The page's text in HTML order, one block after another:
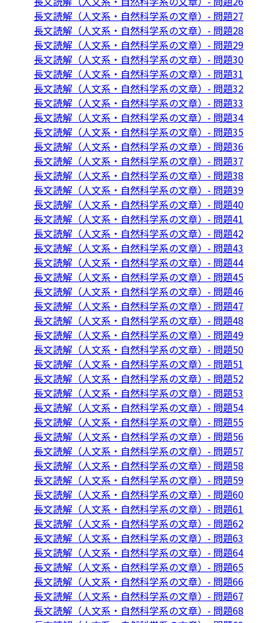
長文読解（人文系・自然科学系の文章）- 問題27
長文読解（人文系・自然科学系の文章）- 問題28
長文読解（人文系・自然科学系の文章）- 問題29
長文読解（人文系・自然科学系の文章）- 問題30
長文読解（人文系・自然科学系の文章）- 問題31
長文読解（人文系・自然科学系の文章）- 問題32
長文読解（人文系・自然科学系の文章）- 問題33
長文読解（人文系・自然科学系の文章）- 問題34
長文読解（人文系・自然科学系の文章）- 問題35
長文読解（人文系・自然科学系の文章）- 問題36
長文読解（人文系・自然科学系の文章）- 問題37
長文読解（人文系・自然科学系の文章）- 問題38
長文読解（人文系・自然科学系の文章）- 問題39
長文読解（人文系・自然科学系の文章）- 問題40
長文読解（人文系・自然科学系の文章）- 問題41
長文読解（人文系・自然科学系の文章）- 問題42
長文読解（人文系・自然科学系の文章）- 問題43
長文読解（人文系・自然科学系の文章）- 問題44
長文読解（人文系・自然科学系の文章）- 問題45
長文読解（人文系・自然科学系の文章）- 問題46
長文読解（人文系・自然科学系の文章）- 問題47
長文読解（人文系・自然科学系の文章）- 問題48
長文読解（人文系・自然科学系の文章）- 問題49
長文読解（人文系・自然科学系の文章）- 問題50
長文読解（人文系・自然科学系の文章）- 問題51
長文読解（人文系・自然科学系の文章）- 問題52
長文読解（人文系・自然科学系の文章）- 問題53
長文読解（人文系・自然科学系の文章）- 問題54
長文読解（人文系・自然科学系の文章）- 問題55
長文読解（人文系・自然科学系の文章）- 問題56
長文読解（人文系・自然科学系の文章）- 問題57
長文読解（人文系・自然科学系の文章）- 問題58
長文読解（人文系・自然科学系の文章）- 問題59
長文読解（人文系・自然科学系の文章）- 問題60
長文読解（人文系・自然科学系の文章）- 問題61
長文読解（人文系・自然科学系の文章）- 問題62
長文読解（人文系・自然科学系の文章）- 問題63
長文読解（人文系・自然科学系の文章）- 問題64
長文読解（人文系・自然科学系の文章）- 問題65
長文読解（人文系・自然科学系の文章）- 問題66
長文読解（人文系・自然科学系の文章）- 問題67
長文読解（人文系・自然科学系の文章）- 問題68